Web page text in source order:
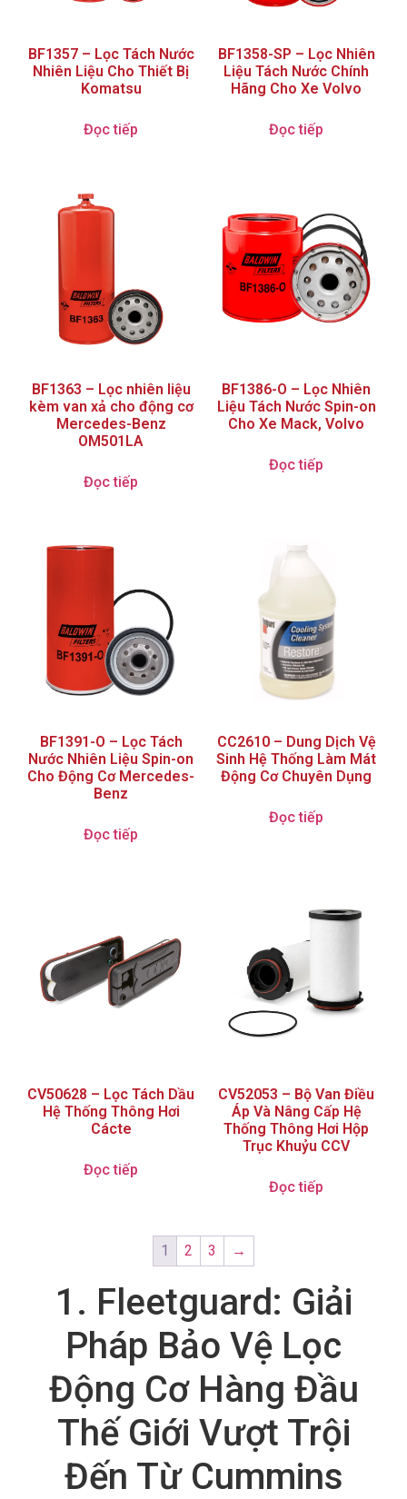
BF1357 – Lọc Tách Nước
Nhiên Liệu Cho Thiết Bị
Komatsu
Đọc tiếp
BF1358-SP – Lọc Nhiên
Liệu Tách Nước Chính
Hãng Cho Xe Volvo
Đọc tiếp
BF1363 – Lọc nhiên liệu
kèm van xả cho động cơ
Mercedes-Benz
OM501LA
Đọc tiếp
BF1386-O – Lọc Nhiên
Liệu Tách Nước Spin-on
Cho Xe Mack, Volvo
Đọc tiếp
BF1391-O – Lọc Tách
Nước Nhiên Liệu Spin-on
Cho Động Cơ Mercedes-
Benz
Đọc tiếp
CC2610 – Dung Dịch Vệ
Sinh Hệ Thống Làm Mát
Động Cơ Chuyên Dụng
Đọc tiếp
CV50628 – Lọc Tách Dầu
Hệ Thống Thông Hơi
Cácte
Đọc tiếp
CV52053 – Bộ Van Điều
Áp Và Nâng Cấp Hệ
Thống Thông Hơi Hộp
Trục Khuỷu CCV
Đọc tiếp
1 2 3 →
1. Fleetguard: Giải
Pháp Bảo Vệ Lọc
Động Cơ Hàng Đầu
Thế Giới Vượt Trội
Đến Từ Cummins